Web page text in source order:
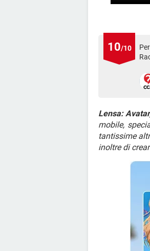
10/10
Lensa:
mobile,
tantissime
inoltre di